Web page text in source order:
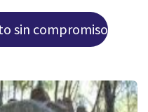
sin compromiso